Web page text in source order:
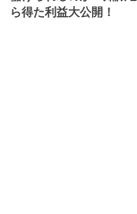
ら得た利益大公開！